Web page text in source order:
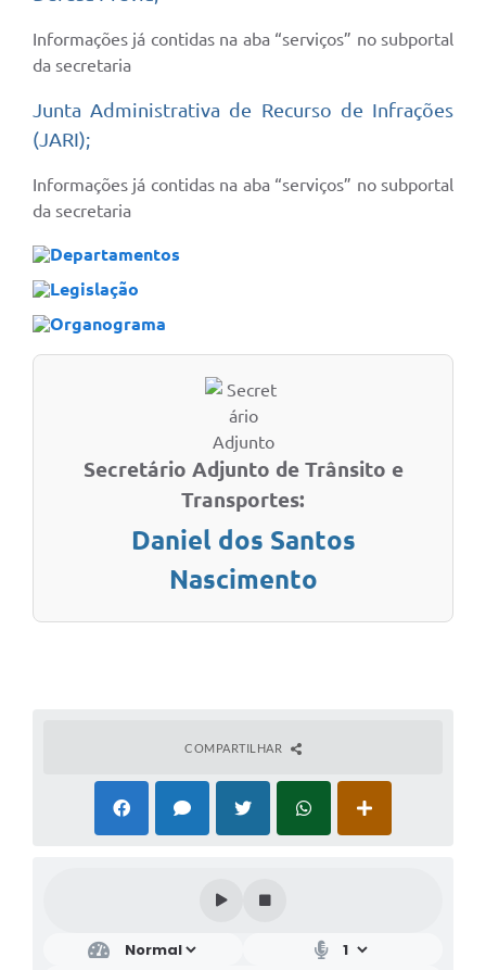
Informações já contidas na aba “serviços” no subportal
da secretaria
Junta Administrativa de Recurso de Infrações
(JARI);
Informações já contidas na aba “serviços” no subportal
da secretaria
Departamentos
Legislação
Organograma
Secretário Adjunto de Trânsito e
Transportes:
Daniel dos Santos
Nascimento
COMPARTILHAR